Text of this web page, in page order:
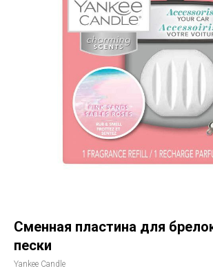
Сменная пластина для
пески
Yankee Candle